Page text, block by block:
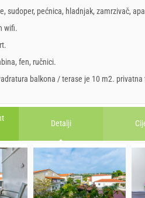
, sudoper, pećnica, hladnjak, zamrzivač,
wifi.
.
, fen, ručnici.
balkona / terase je 10 m2. privatna
osoba
1 - 4
5
2026
ČE PE SU NE
1
2
PO
(*) su obavezna!
Detalji